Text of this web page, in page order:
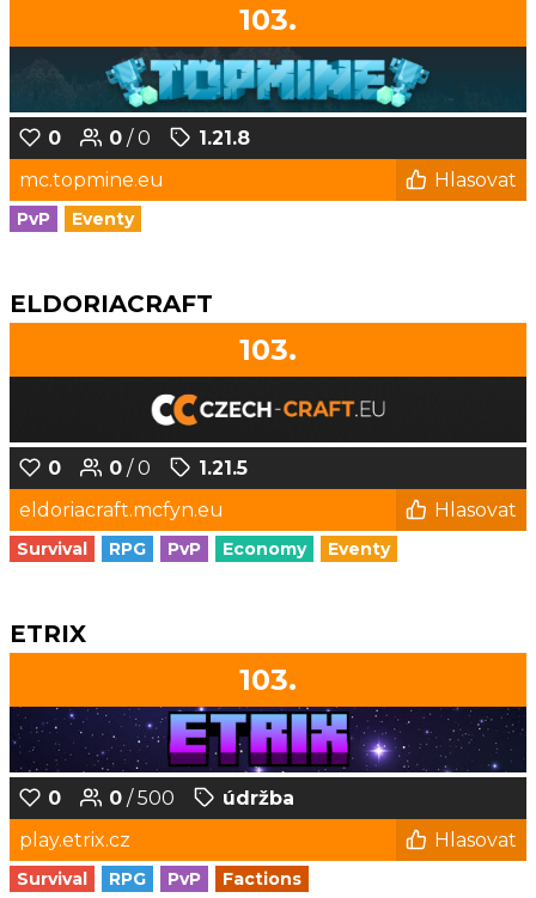
103.
0 0 / 0
1.21.8
mc.topmine.eu
Hlasovat
PvP Eventy
ELDORIACRAFT
103.
0 0 / 0
1.21.5
eldoriacraft.mcfyn.eu
Hlasovat
Survival RPG PvP Economy Eventy
ETRIX
103.
0 0 / 500
údržba
play.etrix.cz
Hlasovat
Survival RPG PvP Factions